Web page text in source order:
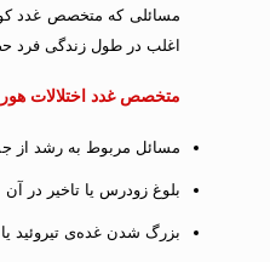
مسائلی که متخصص غدد
اغلب در طول زندگی فرد
متخصص غدد اختلالات
مسائل مربوط به رشد از
بلوغ زودرس یا تاخیر در آن
بزرگ شدن غده‌ی تیروئید یا